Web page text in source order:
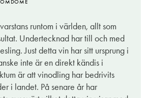
runtom i världen, allt som
Undertecknad har till och med
Just detta vin har sitt ursprung i
inte är en direkt kändis i
är att vinodling har bedrivits
i landet. På senare år har
det just det vi får göra. Även om landet
är vinet i glaset inte det, vilket jag
doft av exotisk frukt och vita
är det friskt med en lätt sötma som